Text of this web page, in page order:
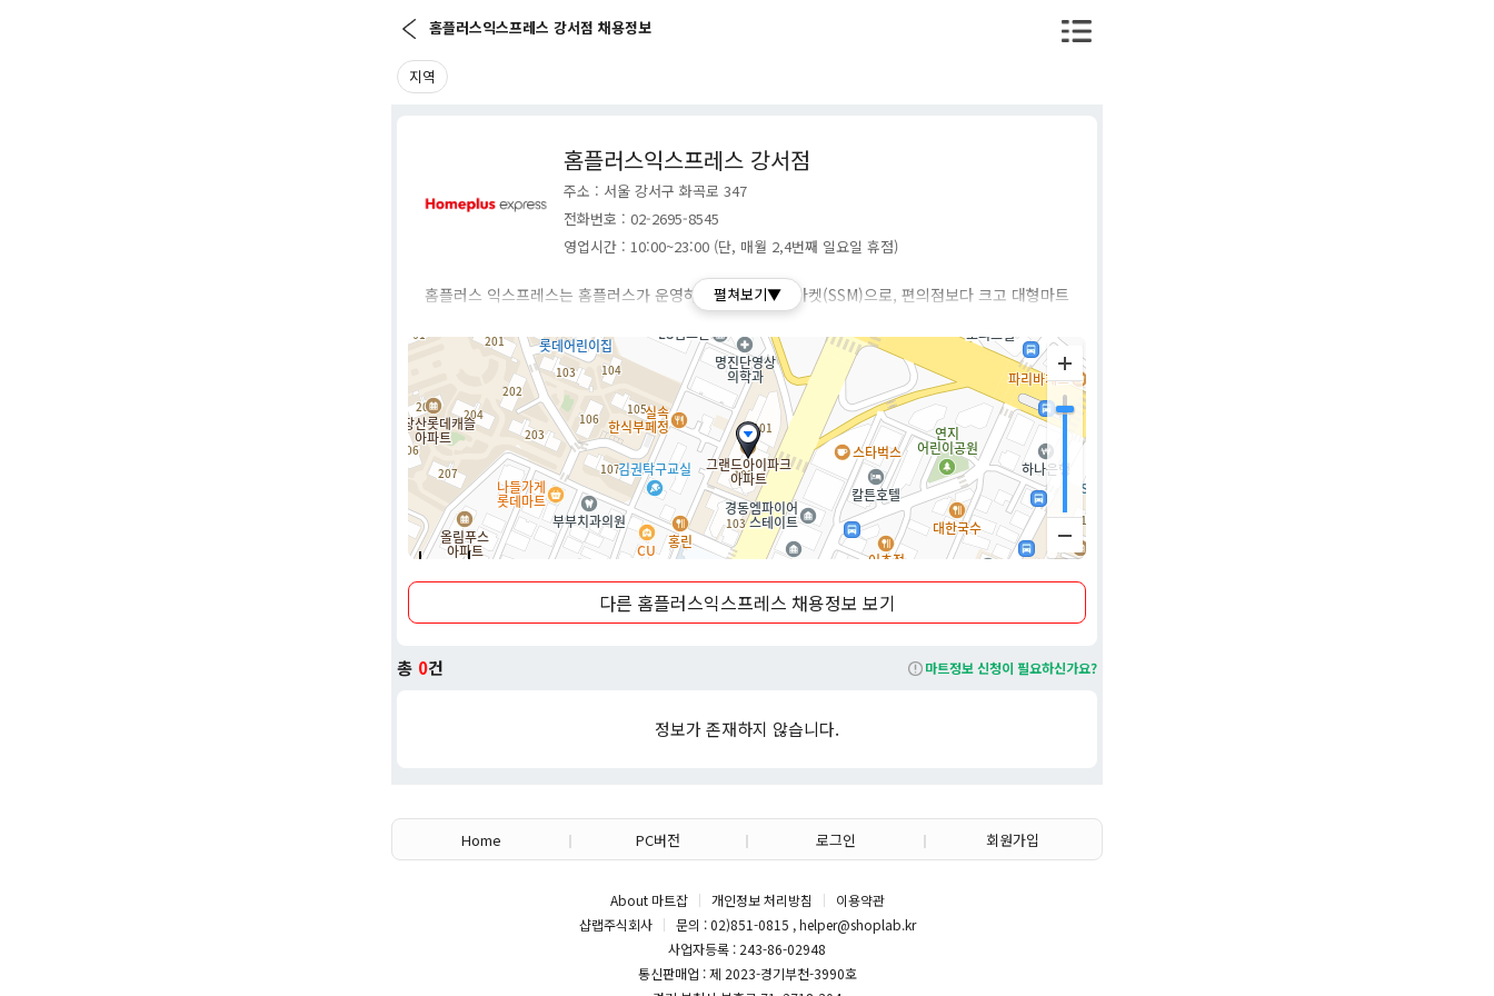
홈플러스익스프레스 강서점 채용정보
지역
홈플러스익스프레스 강서점
주소 : 서울 강서구 화곡로 347
전화번호 : 02-2695-8545
영업시간 : 10:00~23:00 (단, 매월 2,4번째 일요일 휴점)
홈플러스 익스프레스는 홈플러스가 운영하는 기업형 슈퍼마켓(SSM)으로, 편의점보다 크고 대형마트
보다 작은 규모로 도심 곳곳에 위치하며 신선식품과 생활용품을 중심으로 판매하는 유통 채널입니
다.
특히, 가까운 지역에 배송하는 온라인몰과 연계되어 접근성과 편리성을 강조하고 있으며, 최근에는
신선·간편식 전문 매장으로 전환하며 변화하는 소비자 트렌드를 반영하고 있습니다.
주요 특징
규모 및 상품: 대형마트의 축소판으로, 신선식품(고기, 생선 등)과 그로서리, 생활용품 등을 갖추고
있어 편리하게 장보기 가능.
서비스: 홈플러스 온라인몰과 연동하여 가까운 곳으로 배송해주는 서비스를 제공하여 접근성 강화.
전략: '신선·간편식 전문 매장'으로 리뉴얼하여 전문성을 높이고 있으며, 최근에는 매각설과 함께 유
펼쳐보기▼
다른 홈플러스익스프레스 채용정보 보기
총 0건 마트정보 신청이 필요하신가요?
정보가 존재하지 않습니다.
Home PC버전 로그인 회원가입
About 마트잡 개인정보 처리방침
이용약관
샵랩주식회사
문의 : 02)851-0815 , helper@shoplab.kr
사업자등록 : 243-86-02948
통신판매업 : 제 2023-경기부천-3990호